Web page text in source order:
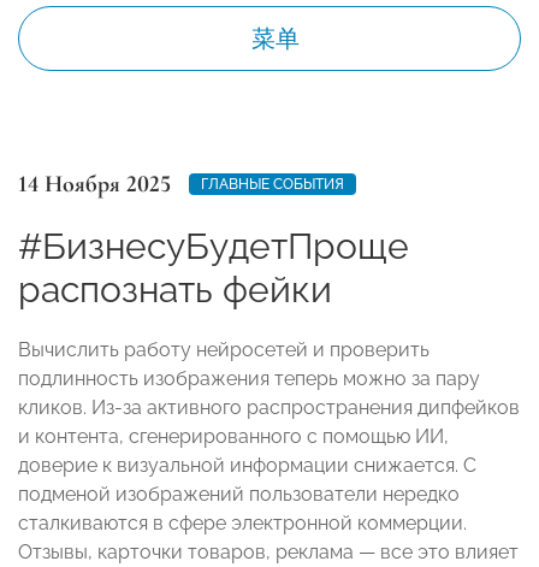
菜单
14 Ноября 2025 ГЛАВНЫЕ СОБЫТИЯ
#БизнесуБудетПроще
распознать фейки
Вычислить работу нейросетей и проверить
подлинность изображения теперь можно за пару
кликов. Из-за активного распространения дипфейков
и контента, сгенерированного с помощью ИИ,
доверие к визуальной информации снижается. С
подменой изображений пользователи нередко
сталкиваются в сфере электронной коммерции.
Отзывы, карточки товаров, реклама — все это влияет